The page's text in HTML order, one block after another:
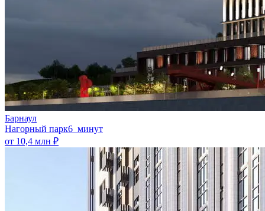
Барнаул
Нагорный парк6 минут
от 10,4 млн ₽